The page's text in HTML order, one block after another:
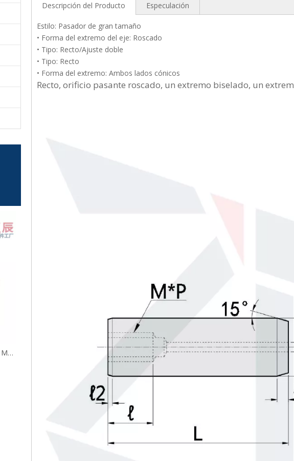
Pasadores rectos roscados h7 tipo MSSH Pasadores rectos Ambos extremos biselados Tolerancia h7 MSHHM
Descripción del Producto Especulación
Estilo: Pasador de gran tamaño
• Forma del extremo del eje: Roscado
• Tipo: Recto/Ajuste doble
• Tipo: Recto
• Forma del extremo: Ambos lados cónicos
Recto, orificio pasante roscado, un extremo biselado, un